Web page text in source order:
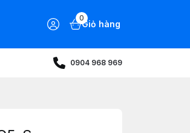
0
Giỏ hàng
0904 968 969